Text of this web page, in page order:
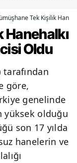
Tek Kişilik
Oldu
göre,
genelinde
yüksek olduğu
son 17 yılda
hanelerin ve